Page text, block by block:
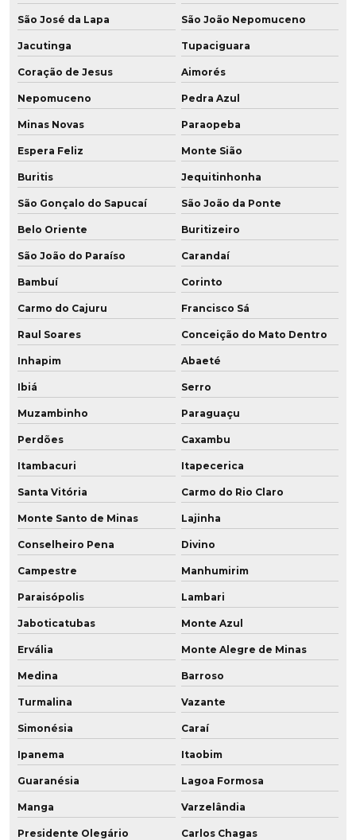
Revestimento de rodas em poliuretano
Revestimento de rodas em pu
Revestimento rolos em poliuretano
Revestimento de tubos em poliuretano
Roda para câmara fria
Roda de grafeno para empilhadeira
Roda de grafeno para empilhadeira elétrica
Roda em poliuretano para câmara fria
Roda vulkollan
Rodas para empilhadeiras
Rodas para empilhadeiras elétricas
Rodas para empilhadeiras fabricante
Rodas para paleteira pu
Rodas de poliuretano
Rodas de poliuretano para empilhadeiras
Rodas de poliuretano fabricantes
Rodas de poliuretano para paleteiras
Rodas de pu
Rodinhas de poliuretano
Rodízio de poliuretano
Rodízio de poliuretano para andaime
Rolamentos revestidos em poliuretano
São José da Lapa São João Nepomuceno
Jacutinga Tupaciguara
Coração de Jesus Aimorés
Nepomuceno Pedra Azul
Minas Novas Paraopeba
Espera Feliz Monte Sião
Buritis Jequitinhonha
São Gonçalo do Sapucaí São João da Ponte
Belo Oriente Buritizeiro
São João do Paraíso Carandaí
Bambuí Corinto
Carmo do Cajuru Francisco Sá
Raul Soares Conceição do Mato Dentro
Inhapim Abaeté
Ibiá Serro
Muzambinho Paraguaçu
Perdões Caxambu
Itambacuri Itapecerica
Santa Vitória Carmo do Rio Claro
Monte Santo de Minas Lajinha
Conselheiro Pena Divino
Campestre Manhumirim
Paraisópolis Lambari
Jaboticatubas Monte Azul
Ervália Monte Alegre de Minas
Medina Barroso
Turmalina Vazante
Simonésia Caraí
Ipanema Itaobim
Guaranésia Lagoa Formosa
Manga Varzelândia
Presidente Olegário Carlos Chagas